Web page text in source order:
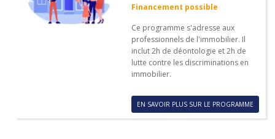
Financement possible
Ce programme s'adresse aux
professionnels de l'immobilier. Il
inclut 2h de déontologie et 2h de
lutte contre les discriminations en
immobilier.
EN SAVOIR PLUS SUR LE PROGRAMME